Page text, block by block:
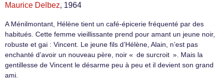
Maurice Delbez, 1964
A Ménilmontant, Hélène tient un café-épicerie fréquenté par des
habitués. Cette femme vieillissante prend pour amant un jeune noir,
robuste et gai : Vincent. Le jeune fils d’Hélène, Alain, n’est pas
enchanté d’avoir un nouveau père, noir « de surcroit ». Mais la
gentillesse de Vincent le désarme peu à peu et il devient son grand
ami.